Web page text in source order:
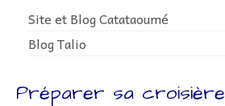
Site et Blog Catataoumé
Blog Talio
Préparer sa croisière